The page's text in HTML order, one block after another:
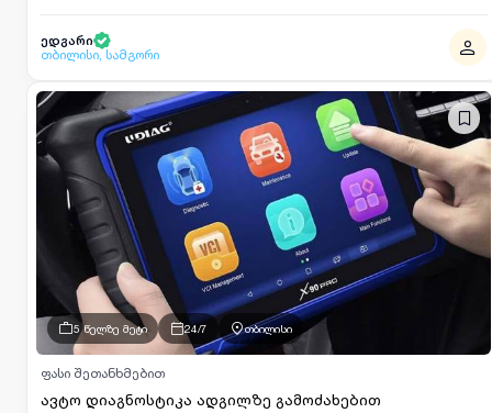
ედგარი
თბილისი, სამგორი
5 წელზე მეტი 24/7 თბილისი
ავტო დიაგნოსტიკა ადგილზე გამოძახებით
ფასი შეთანხმებით